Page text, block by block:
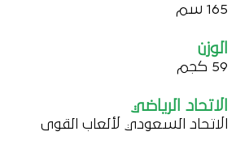
165 سم
الوزن
59 كجم
الاتحاد الرياضي
الاتحاد السعودي لألعاب القوى